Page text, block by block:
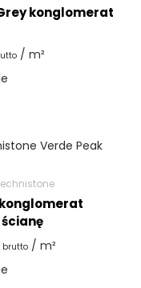
konglomerat
/ m²
brutto / m²